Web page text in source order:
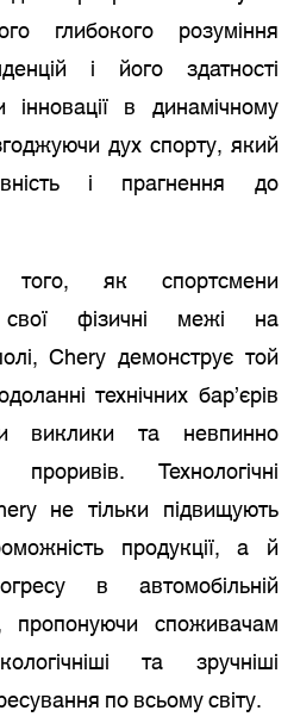
глибокого розуміння
і його здатності
інновації в динамічному
дух спорту, який
і прагнення до
як спортсмени
фізичні межі на
Chery демонструє той
технічних бар’єрів
виклики та невпинно
Технологічні
не тільки підвищують
продукції, а й
в автомобільній
пропонуючи споживачам
та зручніші
по всьому світу.